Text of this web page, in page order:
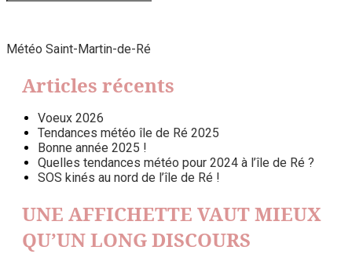
Météo Saint-Martin-de-Ré
Articles récents
Voeux 2026
Tendances météo île de Ré 2025
Bonne année 2025 !
Quelles tendances météo pour 2024 à l’île de Ré ?
SOS kinés au nord de l’île de Ré !
UNE AFFICHETTE VAUT MIEUX
QU’UN LONG DISCOURS